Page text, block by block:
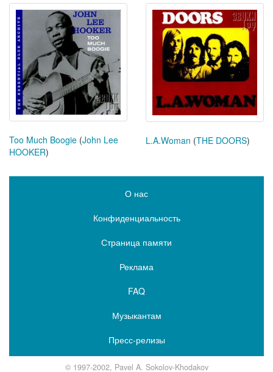
Too Much Boogie (John Lee
HOOKER)
L.A.Woman (THE DOORS)
О нас
Конфиденциальность
Страница памяти
Реклама
FAQ
Музыкантам
Пресс-релизы
© 1997-2002, Pavel A. Sokolov-Khodakov